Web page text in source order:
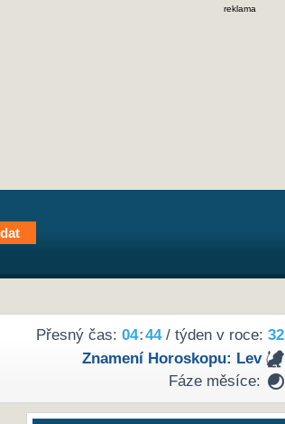
reklama
Přesný čas: 04:44/ týden v roce: 32
Znamení Horoskopu: Lev
Fáze měsíce: